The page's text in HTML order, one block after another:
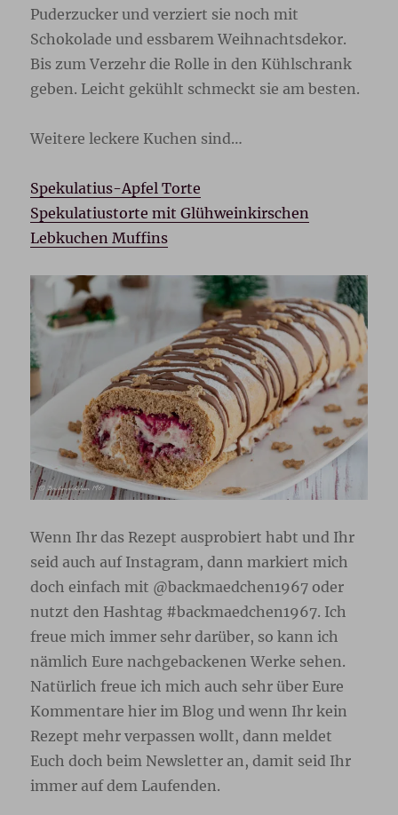
Puderzucker und verziert sie noch mit
Schokolade und essbarem Weihnachtsdekor.
Bis zum Verzehr die Rolle in den Kühlschrank
geben. Leicht gekühlt schmeckt sie am besten.
Weitere leckere Kuchen sind…
Spekulatius-Apfel Torte
Spekulatiustorte mit Glühweinkirschen
Lebkuchen Muffins
Wenn Ihr das Rezept ausprobiert habt und Ihr
seid auch auf Instagram, dann markiert mich
doch einfach mit @backmaedchen1967 oder
nutzt den Hashtag #backmaedchen1967. Ich
freue mich immer sehr darüber, so kann ich
nämlich Eure nachgebackenen Werke sehen.
Natürlich freue ich mich auch sehr über Eure
Kommentare hier im Blog und wenn Ihr kein
Rezept mehr verpassen wollt, dann meldet
Euch doch beim Newsletter an, damit seid Ihr
immer auf dem Laufenden.